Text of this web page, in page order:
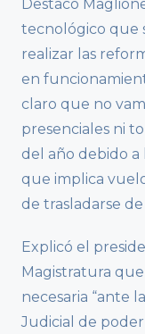
Destacó
tecnológico que
realizar las
en
claro que no
presenciales ni
del año debido a
que implica
de trasladarse
Explicó el
Magistratura
necesaria “ante
Judicial de